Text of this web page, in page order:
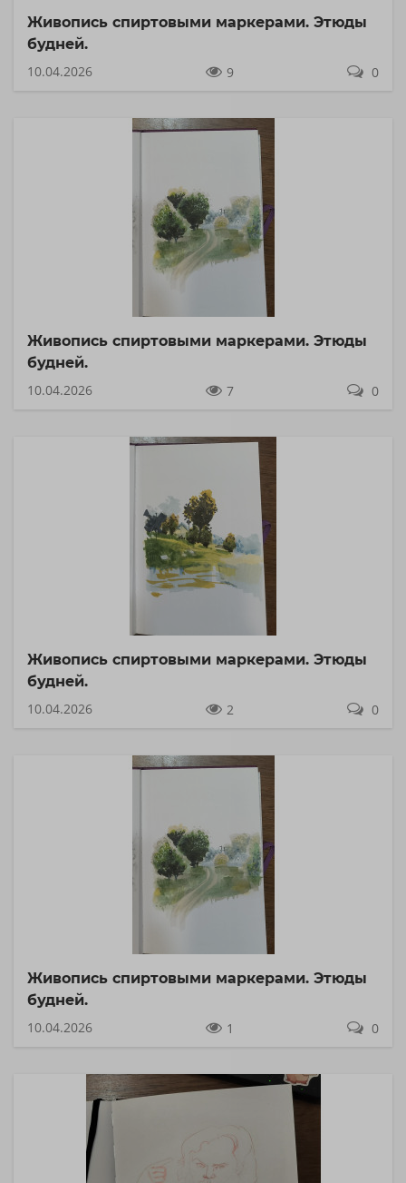
Живопись спиртовыми маркерами. Этюды
будней.
10.04.2026
9 0
Живопись спиртовыми маркерами. Этюды
будней.
10.04.2026
7 0
Живопись спиртовыми маркерами. Этюды
будней.
10.04.2026
2 0
Живопись спиртовыми маркерами. Этюды
будней.
10.04.2026
1 0